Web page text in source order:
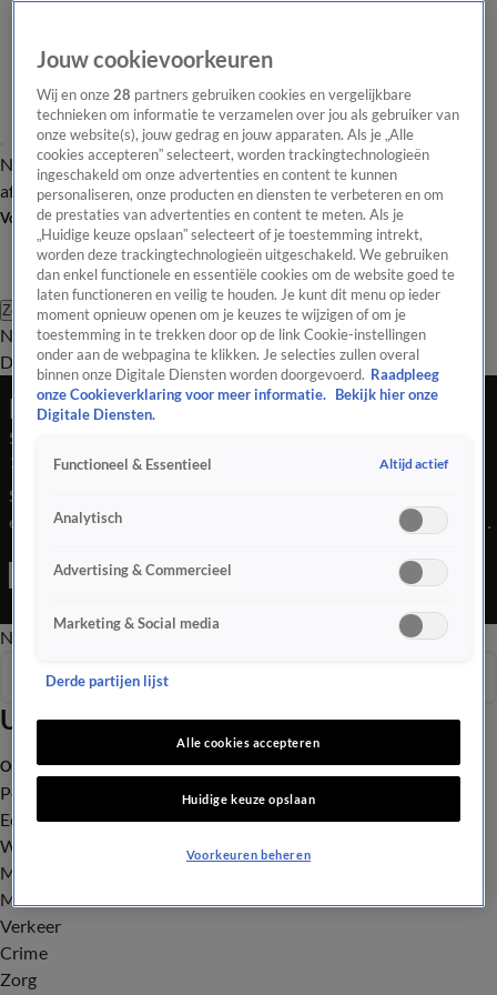
Nieuws van de DagOpinie van de Dag Onze categorieën Laatste
afleveringVideo's Nieuws van de Dag Podcast
Volg Nieuws van de Dag
Zoeken
Nieuws van de DagOpinie van de
Dag
Video'sUitzendingen PodcastPanelContact
Nieuws van de Dag
Seizoen 2026, aflevering 77
17 apr, 18:05
Spanning rond Straat van Hormuz. 'Weinig aandacht voor
executies in Iran'. Verkiezingen Gorinchem opnieuw na fraude.
voor bekerfinale.
Nieuws van de Dag
Uitzendingen
Seizoen 2026
Onze categorieën
Politiek
Economie
Wonen
Maatschappij
Milieu
Verkeer
Crime
Zorg
Jouw cookievoorkeuren
Wij en onze28 partners gebruiken cookies en vergelijkbare
technieken om informatie te verzamelen over jou als gebruiker van
onze website(s), jouw gedrag en jouw apparaten. Als je „Alle
cookies accepteren” selecteert, worden trackingtechnologieën
ingeschakeld om onze advertenties en content te kunnen
personaliseren, onze producten en diensten te verbeteren en om
de prestaties van advertenties en content te meten. Als je
„Huidige keuze opslaan” selecteert of je toestemming intrekt,
worden deze trackingtechnologieën uitgeschakeld. We gebruiken
dan enkel functionele en essentiële cookies om de website goed te
laten functioneren en veilig te houden. Je kunt dit menu op ieder
moment opnieuw openen om je keuzes te wijzigen of om je
toestemming in te trekken door op de link Cookie-instellingen
onder aan de webpagina te klikken. Je selecties zullen overal
binnen onze Digitale Diensten worden doorgevoerd. Raadpleeg
onze Cookieverklaring voor meer informatie.
Bekijk hier onze
Digitale Diensten.
Functioneel & Essentieel Altijd actief
Analytisch
Advertising & Commercieel
Marketing & Social media
Derde partijen lijst
Alle cookies accepteren
Huidige keuze opslaan
Voorkeuren beheren